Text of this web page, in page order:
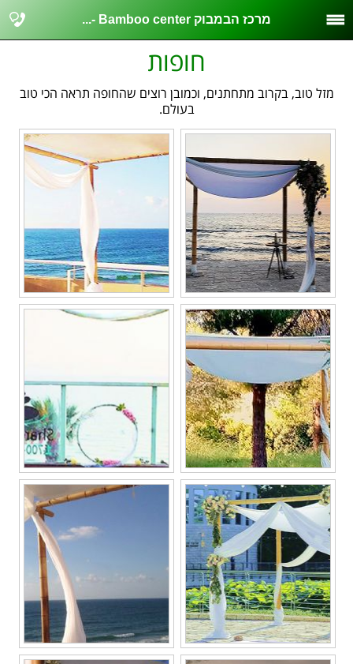
מרכז הבמבוק Bamboo center -...
מזל טוב, בקרוב מתחתנים, וכמובן רוצים שהחופה תראה הכי טוב
בעולם.
חופות